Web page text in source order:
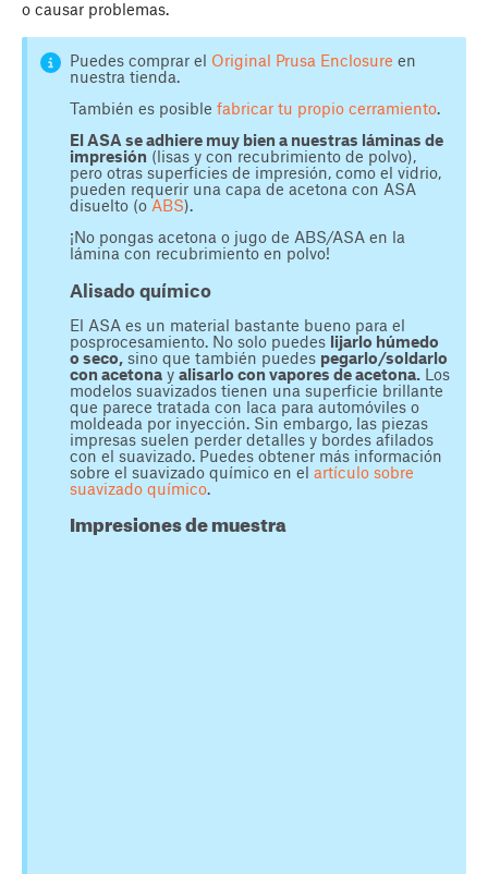
o causar problemas.
Puedes comprar el Original Prusa Enclosure en
nuestra tienda.
También es posible fabricar tu propio cerramiento.
El ASA se adhiere muy bien a nuestras láminas de
impresión (lisas y con recubrimiento de polvo),
pero otras superficies de impresión, como el vidrio,
pueden requerir una capa de acetona con ASA
disuelto (o ABS).
¡No pongas acetona o jugo de ABS/ASA en la
lámina con recubrimiento en polvo!
Alisado químico
El ASA es un material bastante bueno para el
posprocesamiento. No solo puedes lijarlo húmedo
o seco,sino que también puedes pegarlo/soldarlo
con acetonay alisarlo con vapores de acetona.Los
modelos suavizados tienen una superficie brillante
que parece tratada con laca para automóviles o
moldeada por inyección. Sin embargo, las piezas
impresas suelen perder detalles y bordes afilados
con el suavizado. Puedes obtener más información
sobre el suavizado químico en el artículo sobre
suavizado químico.
Impresiones de muestra